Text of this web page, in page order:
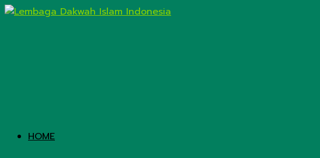
HOME